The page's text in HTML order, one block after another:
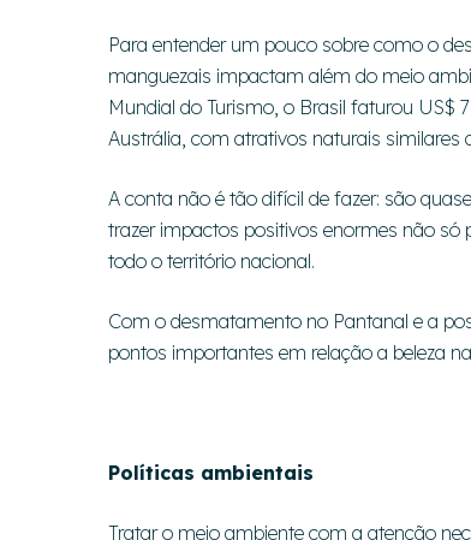
Para entender um pouco sobre como o
manguezais impactam além do meio
Mundial do Turismo, o Brasil faturou US$
Austrália, com atrativos naturais similares
A conta não é tão difícil de fazer: são
trazer impactos positivos enormes não só
todo o território nacional.
Com o desmatamento no Pantanal e a
pontos importantes em relação a beleza
Políticas ambientais
Tratar o meio ambiente com a atenção